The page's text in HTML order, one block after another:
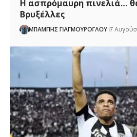
Η ασπρόμαυρη πινελιά…
Βρυξέλλες
ΜΠΑΜΠΗΣ ΓΙΑΓΜΟΥΡΟΓΛΟΥ 7